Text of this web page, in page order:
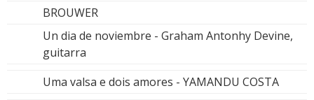
BROUWER
Un dia de noviembre - Graham Antonhy Devine,
guitarra
Uma valsa e dois amores - YAMANDU COSTA